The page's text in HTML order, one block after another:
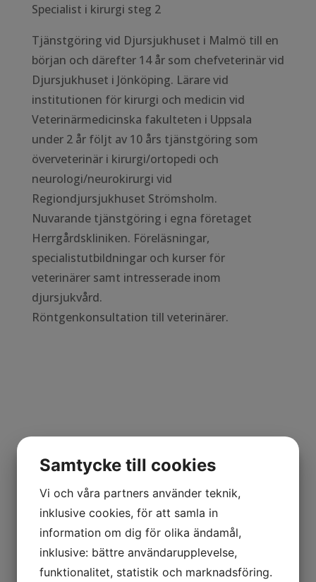
Specialist i kirurgi steg 2
Tjänstgöring vid Djursjukhuset i Malmö till en
början och därefter 14 år som chefveterinär vid
Djursjukhuset i Jönköping. Lärare vid
institutionen för kirurgi och medicin vid
Veterinärmedicinska fakulteten i Uppsala
under 2 år följt av 10 års tjänstgöring som
överveterinär i kirurgi/ortopedi och
neurologi/neurokirurgi vid
Regiondjursjukhuset Strömsholm.
Nuvarande tjänstgöring i egna företaget
Herrgårdskliniken. Föreläsningar,
specialistutbildningar och kurser för
veterinärer samt intresserade inom
djursjukvård.
Röntgenkonsultation till veterinärer.
Samtycke till cookies
Vi och våra partners använder teknik,
inklusive cookies, för att samla in
information om dig för olika ändamål,
inklusive: bättre användarupplevelse,
funktionalitet, statistik och marknadsföring.